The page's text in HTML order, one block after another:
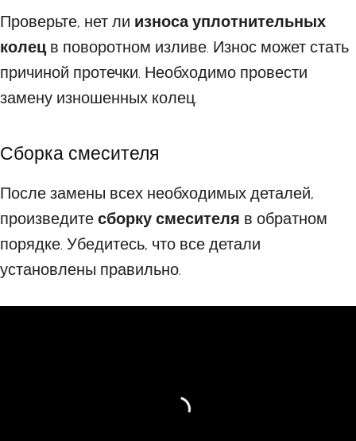
Проверьте, нет ли износа уплотнительных
колецв поворотном изливе. Износ может стать
причиной протечки. Необходимо провести
замену изношенных колец.
Сборка смесителя
После замены всех необходимых деталей,
произведите сборку смесителя в обратном
порядке. Убедитесь, что все детали
установлены правильно.